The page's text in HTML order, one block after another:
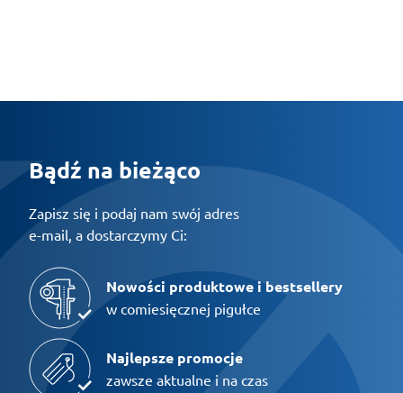
Bądź na bieżąco
Zapisz się i podaj nam swój adres
e-mail, a dostarczymy Ci:
Nowości produktowe i bestsellery
w comiesięcznej pigułce
Najlepsze promocje
zawsze aktualne i na czas